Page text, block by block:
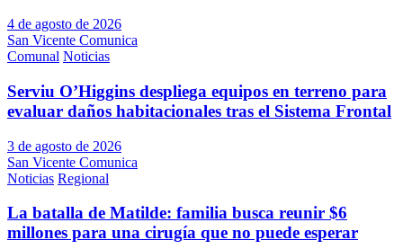
4 de agosto de 2026
San Vicente Comunica
Comunal Noticias
Serviu O’Higgins despliega equipos en terreno para
evaluar daños habitacionales tras el Sistema Frontal
3 de agosto de 2026
San Vicente Comunica
Noticias Regional
La batalla de Matilde: familia busca reunir $6
millones para una cirugía que no puede esperar